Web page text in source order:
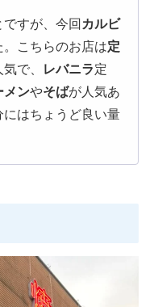
すが、今回カルビ
こちらのお店は定
で、 レバニラ定
メンやそばが人気あ
にはちょうど良い量